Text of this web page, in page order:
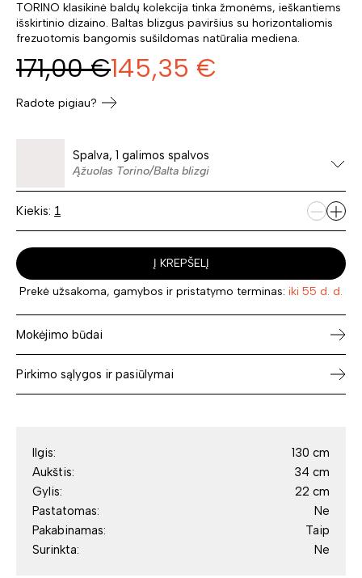
TORINO klasikinė baldų kolekcija tinka žmonėms, ieškantiems
išskirtinio dizaino. Baltas blizgus paviršius su horizontaliomis
frezuotomis bangomis sušildomas natūralia mediena.
171,00 €145,35 €
Radote pigiau?
Spalva, 1 galimos spalvos
Ąžuolas Torino/Balta blizgi
Kiekis:
Į KREPŠELĮ
Prekė užsakoma, gamybos ir pristatymo terminas: iki 55 d. d.
Mokėjimo būdai
Pirkimo sąlygos ir pasiūlymai
Ilgis:
130 cm
Aukštis:
34 cm
Gylis:
22 cm
Pastatomas:
Ne
Pakabinamas:
Taip
Surinkta:
Ne